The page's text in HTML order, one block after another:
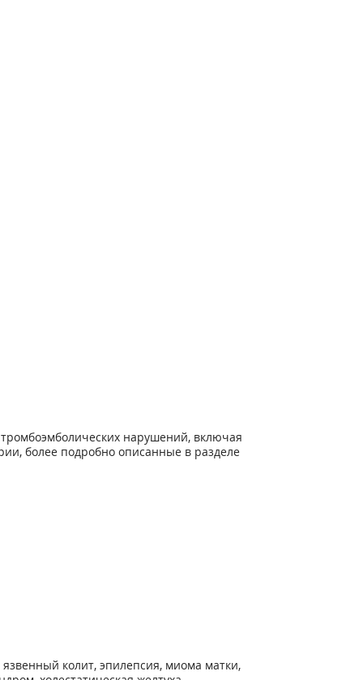
нарушений, включая
более подробно описанные в разделе
колит, эпилепсия, миома матки,